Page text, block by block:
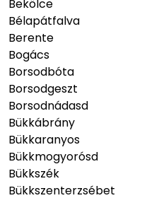
Bekölce
Bélapátfalva
Berente
Bogács
Borsodbóta
Borsodgeszt
Borsodnádasd
Bükkábrány
Bükkaranyos
Bükkmogyorósd
Bükkszék
Bükkszenterzsébet